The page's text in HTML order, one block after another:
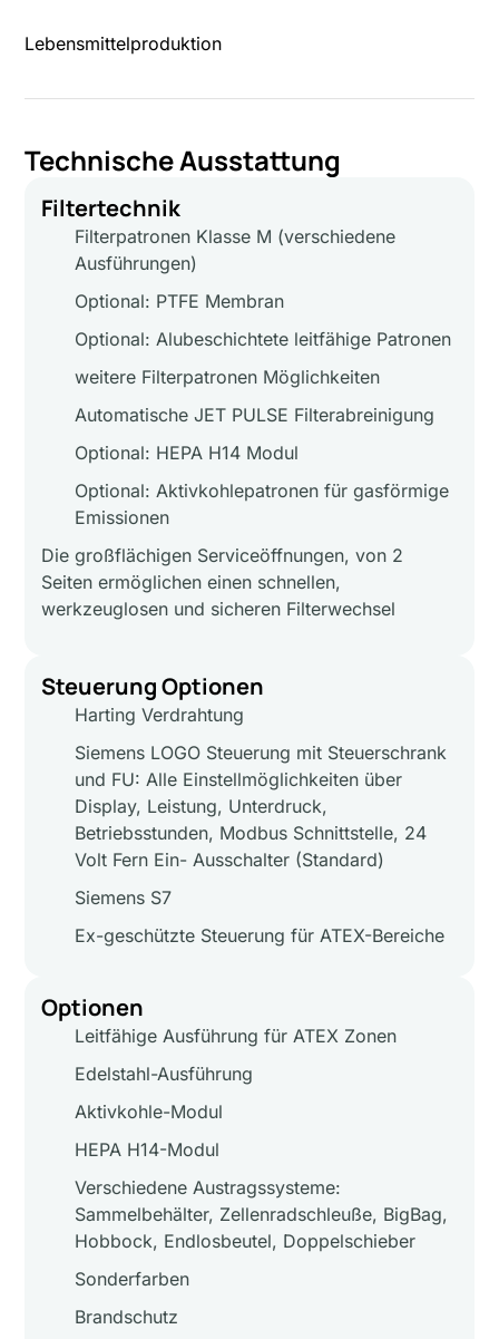
Lebensmittelproduktion
Technische Ausstattung
Filtertechnik
Filterpatronen Klasse M (verschiedene
Ausführungen)
Optional: PTFE Membran
Optional: Alubeschichtete leitfähige Patronen
weitere Filterpatronen Möglichkeiten
Automatische JET PULSE Filterabreinigung
Optional: HEPA H14 Modul
Optional: Aktivkohlepatronen für gasförmige
Emissionen
Die großflächigen Serviceöffnungen, von 2
Seiten ermöglichen einen schnellen,
werkzeuglosen und sicheren Filterwechsel
Steuerung Optionen
Harting Verdrahtung
Siemens LOGO Steuerung mit Steuerschrank
und FU: Alle Einstellmöglichkeiten über
Display, Leistung, Unterdruck,
Betriebsstunden, Modbus Schnittstelle, 24
Volt Fern Ein- Ausschalter (Standard)
Siemens S7
Ex-geschützte Steuerung für ATEX-Bereiche
Optionen
Leitfähige Ausführung für ATEX Zonen
Edelstahl-Ausführung
Aktivkohle-Modul
HEPA H14-Modul
Verschiedene Austragssysteme:
Sammelbehälter, Zellenradschleuße, BigBag,
Hobbock, Endlosbeutel, Doppelschieber
Sonderfarben
Brandschutz